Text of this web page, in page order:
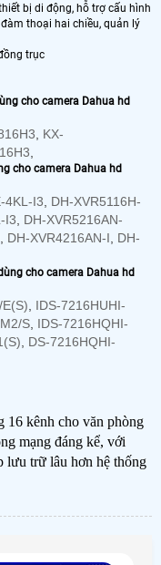
bị di động, hỗ trợ cấu hình
thoại hai chiều, quản lý
trục
cho camera Dahua hd
KX-
cho camera Dahua hd
4KL-I3
DH-XVR5116H-
I3
DH-XVR5216AN-
DH-XVR4216AN-I
DH-
cho camera Dahua hd
IDS-7216HUHI-
S IDS-7216HQHI-
DS-7216HQHI-
16 kênh cho văn phòng
mạng đáng kể, với
lưu trữ lâu hơn hệ thống